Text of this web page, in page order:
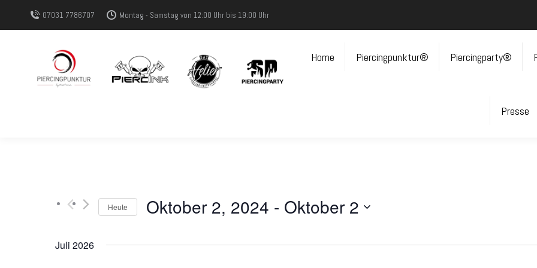
07031 7786707 Montag - Samstag von 12:00 Uhr bis 19:00 Uhr
Home Piercingpunktur® Piercingparty®
Presse
Heute Oktober 2, 2024 - Oktober 2
Juli 2026